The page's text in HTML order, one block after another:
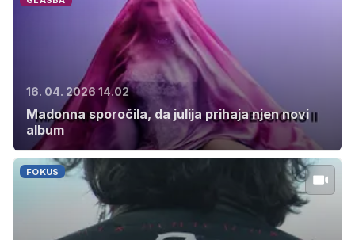
16. 04. 2026 14.02
Madonna sporočila, da julija prihaja njen novi
album
FOKUS